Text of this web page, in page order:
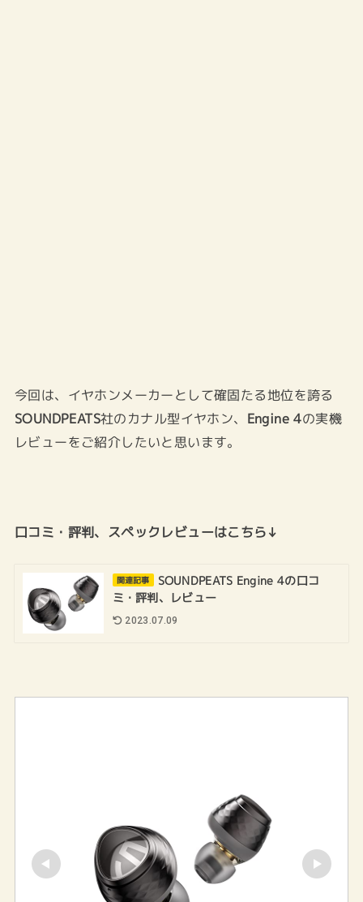
今回は、イヤホンメーカーとして確固たる地位を誇る
SOUNDPEATS社のカナル型イヤホン、 Engine 4の実機
レビューをご紹介したいと思います。
口コミ・評判、スペックレビューはこちら↓
関連記事
SOUNDPEATS Engine 4の口コ
ミ・評判、レビュー
2023.07.09